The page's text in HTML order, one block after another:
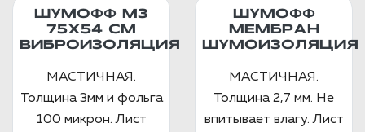
ШУМОФФ М3
75Х54 СМ
ВИБРОИЗОЛЯЦИЯ
МАСТИЧНАЯ.
Толщина 3мм и фольга
100 микрон. Лист
ШУМОФФ
МЕМБРАН
ШУМОИЗОЛЯЦИЯ
МАСТИЧНАЯ.
Толщина 2,7 мм. Не
впитывает влагу. Лист